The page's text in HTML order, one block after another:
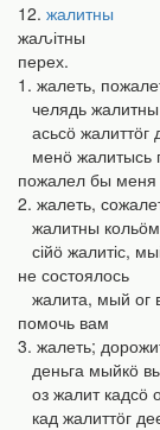
12 жалитны
жаԉітны
перех.
1. жалеть,
челядь
асьсӧ
менӧ жалитысь
пожалел бы меня
2. жалеть,
жалитны
сійӧ жалитіс,
не состоялось
жалита, мый ог
помочь вам
3. жалеть;
деньга мыйкӧ
оз жалит кадсӧ
кад жалиттӧг